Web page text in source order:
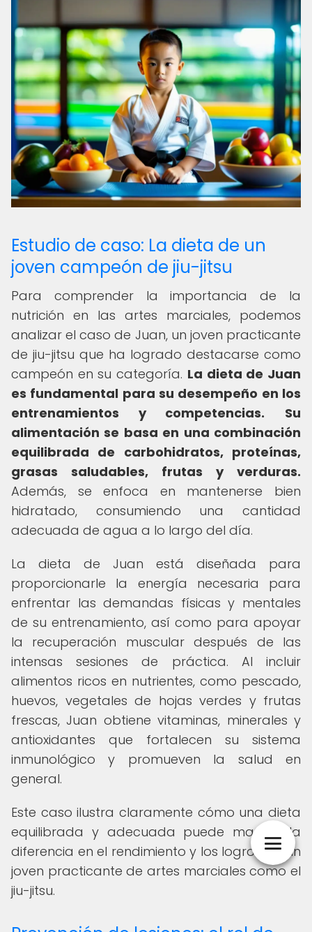
Estudio de caso: La dieta de un
joven campeón de jiu-jitsu
Para comprender la importancia de la
nutrición en las artes marciales, podemos
analizar el caso de Juan, un joven practicante
de jiu-jitsu que ha logrado destacarse como
campeón en su categoría. La dieta de Juan
es fundamental para su desempeño en los
entrenamientos y competencias.
Su
alimentación se basa en una combinación
equilibrada de carbohidratos, proteínas,
grasas saludables, frutas y verduras.
Además, se enfoca en mantenerse bien
hidratado, consumiendo una cantidad
adecuada de agua a lo largo del día.
La dieta de Juan está diseñada para
proporcionarle la energía necesaria para
enfrentar las demandas físicas y mentales
de su entrenamiento, así como para apoyar
la recuperación muscular después de las
intensas sesiones de práctica. Al incluir
alimentos ricos en nutrientes, como pescado,
huevos, vegetales de hojas verdes y frutas
frescas, Juan obtiene vitaminas, minerales y
antioxidantes que fortalecen su sistema
inmunológico y promueven la salud en
general.
Este caso ilustra claramente cómo una dieta
equilibrada y adecuada puede marcar la
diferencia en el rendimiento y los logros de un
joven practicante de artes marciales como el
jiu-jitsu.